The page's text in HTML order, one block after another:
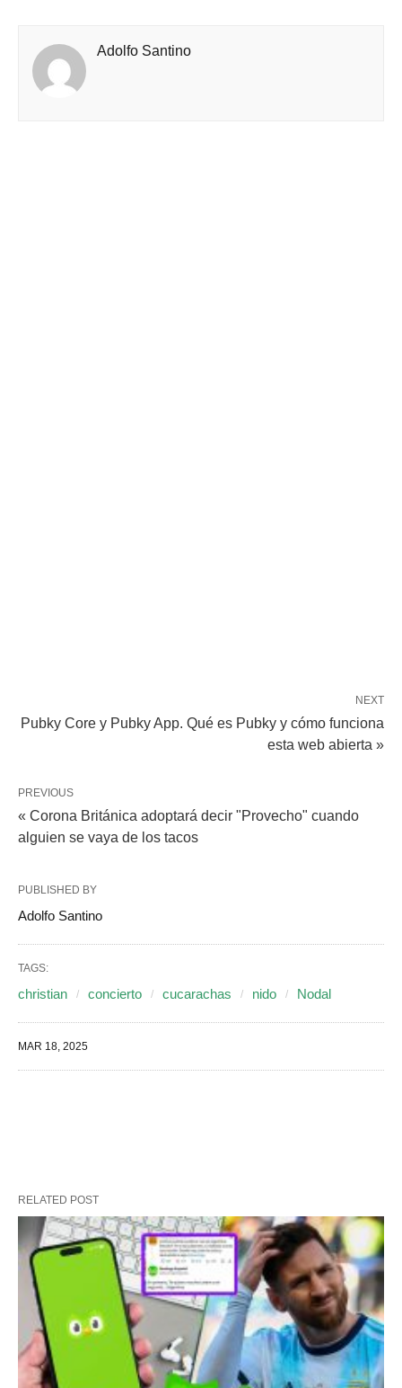
Adolfo Santino
NEXT
Pubky Core y Pubky App. Qué es Pubky y cómo funciona
esta web abierta »
PREVIOUS
« Corona Británica adoptará decir "Provecho" cuando
alguien se vaya de los tacos
PUBLISHED BY
Adolfo Santino
TAGS:
christian concierto cucarachas nido Nodal
MAR 18, 2025
RELATED POST